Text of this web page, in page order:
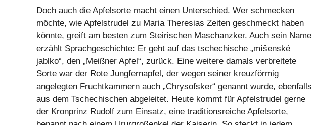
Doch auch die Apfelsorte macht einen Unterschied. Wer schmecken
möchte, wie Apfelstrudel zu Maria Theresias Zeiten geschmeckt haben
könnte, greift am besten zum Steirischen Maschanzker. Auch sein Name
erzählt Sprachgeschichte: Er geht auf das tschechische „míšenské
jablko“, den „Meißner Apfel“, zurück. Eine weitere damals verbreitete
Sorte war der Rote Jungfernapfel, der wegen seiner kreuzförmig
angelegten Fruchtkammern auch „Chrysofsker“ genannt wurde, ebenfalls
aus dem Tschechischen abgeleitet. Heute kommt für Apfelstrudel gerne
der Kronprinz Rudolf zum Einsatz, eine traditionsreiche Apfelsorte,